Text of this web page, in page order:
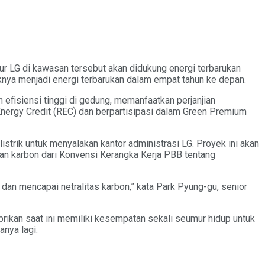
LG di kawasan tersebut akan didukung energi terbarukan
menjadi energi terbarukan dalam empat tahun ke depan.
efisiensi tinggi di gedung, memanfaatkan perjanjian
Credit (REC) dan berpartisipasi dalam Green Premium
untuk menyalakan kantor administrasi LG. Proyek ini akan
karbon dari Konvensi Kerangka Kerja PBB tentang
mencapai netralitas karbon,” kata Park Pyung-gu, senior
saat ini memiliki kesempatan sekali seumur hidup untuk
lagi.